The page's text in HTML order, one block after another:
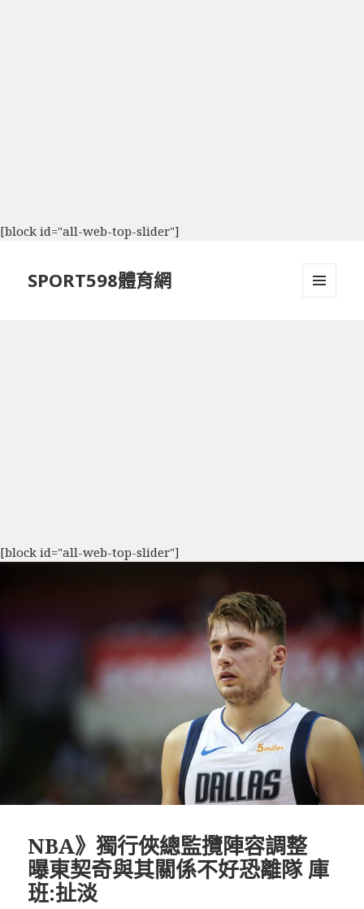
[block id="all-web-top-slider"]
SPORT598體育網
[block id="all-web-top-slider"]
NBA》獨行俠總監攬陣容調整
曝東契奇與其關係不好恐離隊 庫
班:扯淡